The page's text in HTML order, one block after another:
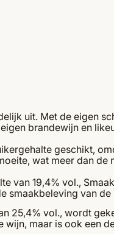
uit. Met de eigen
brandewijn en
geschikt,
wat meer dan
van 19,4% vol.,
smaakbeleving van de
25,4% vol., wordt
maar is ook een